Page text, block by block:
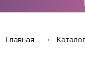
Главная Каталог